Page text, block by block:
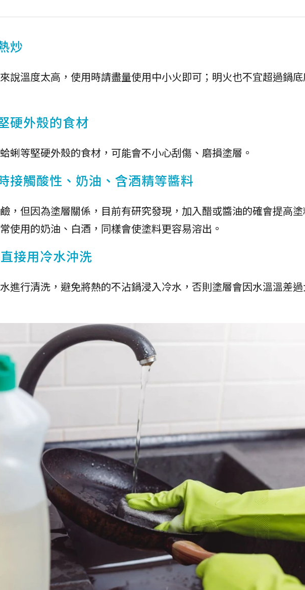
炒
說溫度太高，使用時請盡量使用中小火即可；明火也不宜超過鍋
硬外殼的食材
蜊等堅硬外殼的食材，可能會不小心刮傷、磨損塗層。
接觸酸性、奶油、含酒精等醬料
，但因為塗層關係，目前有研究發現，加入醋或醬油的確會提高
使用的奶油、白酒，同樣會使塗料更容易溶出。
接用冷水沖洗
進行清洗，避免將熱的不沾鍋浸入冷水，否則塗層會因水溫溫差